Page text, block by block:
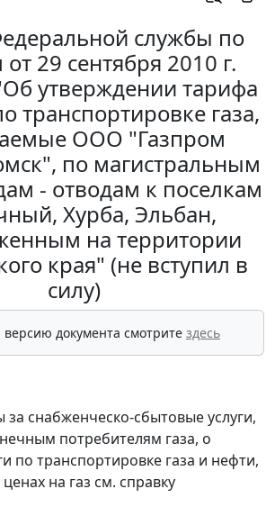
службы по
29 сентября 2010 г.
утверждении тарифа
транспортировке газа,
ООО "Газпром
по магистральным
- отводам к поселкам
Хурба, Эльбан,
на территории
края" (не вступил в
силу)
версию документа смотрите здесь
снабженческо-сбытовые услуги,
потребителям газа, о
по транспортировке газа и нефти,
на газ см. справку